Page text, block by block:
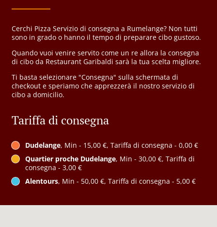
Cerchi Pizza Servizio di consegna a Rumelange? Non tutti
sono in grado o hanno il tempo di preparare cibo gustoso.
Quando vuoi venire servito come un re allora la consegna
di cibo da Restaurant Garibaldi sarà la tua scelta migliore.
Ti basta selezionare "Consegna" sulla schermata di
checkout e speriamo che apprezzerà il nostro servizio di
cibo a domicilio.
Tariffa di consegna
Dudelange, Min - 15,00 €, Tariffa di consegna - 0,00 €
Quartier proche Dudelange, Min - 30,00 €, Tariffa di
consegna - 3,00 €
Alentours, Min - 50,00 €, Tariffa di consegna - 5,00 €